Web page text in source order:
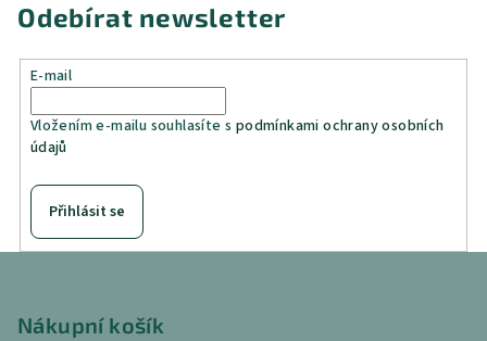
Odebírat newsletter
E-mail
Vložením e-mailu souhlasíte s podmínkami ochrany osobních
údajů
Přihlásit se
Nákupní košík